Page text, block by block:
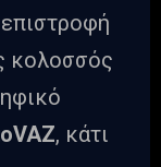
κολοσσός
, κάτι